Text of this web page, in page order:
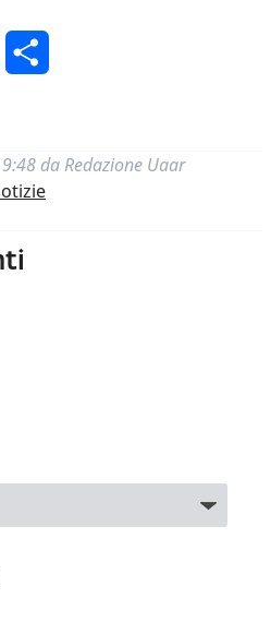
WhatsApp
da Redazione Uaar